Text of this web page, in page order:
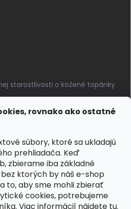
rovnako ako ostatné
súbory, ktoré sa ukladajú
prehliadača. Keď
zbierame iba základné
ktorých by náš e-shop
to, aby sme mohli zbierať
cookies, potrebujeme
Viac informácií nájdete tu.
starostlivosti o kožené topánky
opaskov: vôňa pravej kože, dotyk